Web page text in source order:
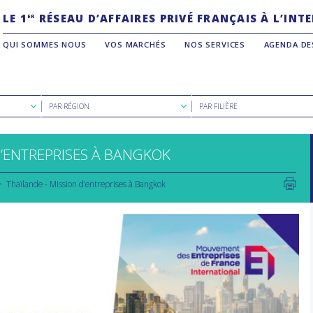
LE 1 ER RÉSEAU D’AFFAIRES PRIVÉ FRANÇAIS À
QUI SOMMES NOUS VOS MARCHÉS NOS SERVICES AGENDA
Rechercher
parPAR RÉGION
Rechercher
parPAR FILIÈRE
À BANGKOK
Thaïlande - Mission d’entreprises à Bangkok